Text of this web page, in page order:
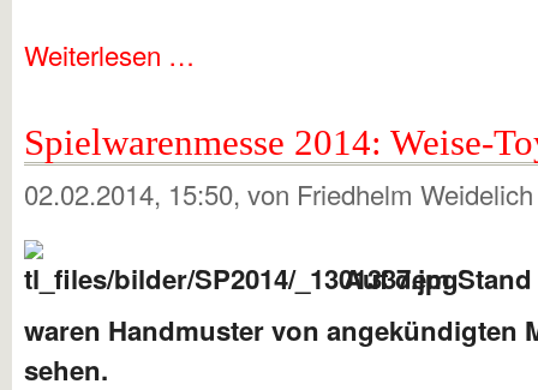
Weiterlesen …
Spielwarenmesse 2014: Weise-
02.02.2014, 15:50, von Friedhelm
Auf dem
waren Handmuster von angekündigten
sehen.